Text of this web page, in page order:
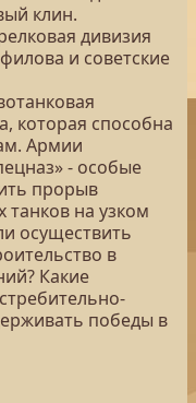
клин.
дивизия
и советские
которая способна
Армии
- особые
прорыв
танков на узком
осуществить
в
Какие
победы в